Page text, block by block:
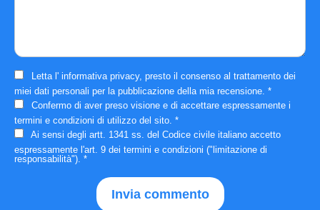
Letta l' informativa privacy, presto il consenso al trattamento dei
miei dati personali per la pubblicazione della mia recensione. *
Confermo di aver preso visione e di accettare espressamente i
termini e condizioni di utilizzo del sito. *
Ai sensi degli artt. 1341 ss. del Codice civile italiano accetto
espressamente l'art. 9 dei termini e condizioni ("limitazione di
responsabilità"). *